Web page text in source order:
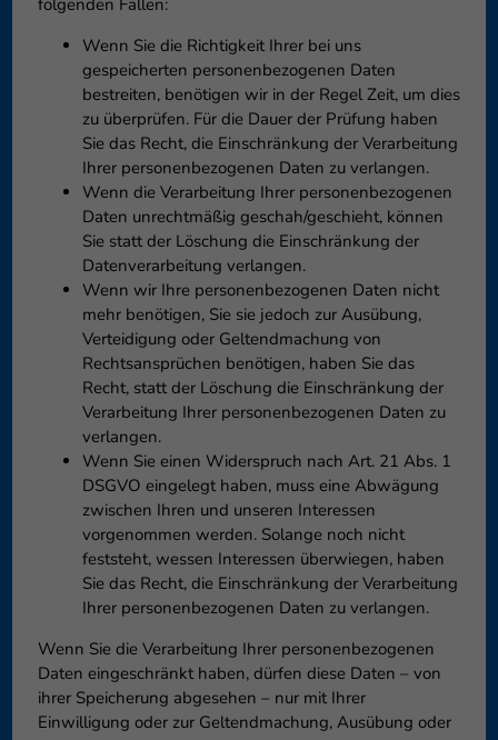
folgenden Fällen:
Wenn Sie die Richtigkeit Ihrer bei uns
gespeicherten personenbezogenen Daten
bestreiten, benötigen wir in der Regel Zeit, um dies
zu überprüfen. Für die Dauer der Prüfung haben
Sie das Recht, die Einschränkung der Verarbeitung
Ihrer personenbezogenen Daten zu verlangen.
Wenn die Verarbeitung Ihrer personenbezogenen
Daten unrechtmäßig geschah/geschieht, können
Sie statt der Löschung die Einschränkung der
Datenverarbeitung verlangen.
Wenn wir Ihre personenbezogenen Daten nicht
mehr benötigen, Sie sie jedoch zur Ausübung,
Verteidigung oder Geltendmachung von
Rechtsansprüchen benötigen, haben Sie das
Recht, statt der Löschung die Einschränkung der
Verarbeitung Ihrer personenbezogenen Daten zu
verlangen.
Wenn Sie einen Widerspruch nach Art. 21 Abs. 1
DSGVO eingelegt haben, muss eine Abwägung
zwischen Ihren und unseren Interessen
vorgenommen werden. Solange noch nicht
feststeht, wessen Interessen überwiegen, haben
Sie das Recht, die Einschränkung der Verarbeitung
Ihrer personenbezogenen Daten zu verlangen.
Wenn Sie die Verarbeitung Ihrer personenbezogenen
Daten eingeschränkt haben, dürfen diese Daten – von
ihrer Speicherung abgesehen – nur mit Ihrer
Einwilligung oder zur Geltendmachung, Ausübung oder